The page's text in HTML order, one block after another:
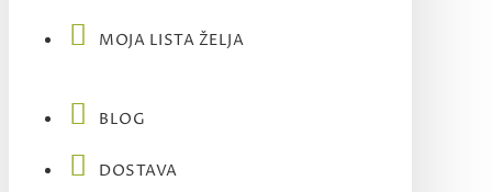
MOJA LISTA ŽELJA
BLOG
DOSTAVA